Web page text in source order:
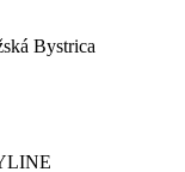
Bystrica